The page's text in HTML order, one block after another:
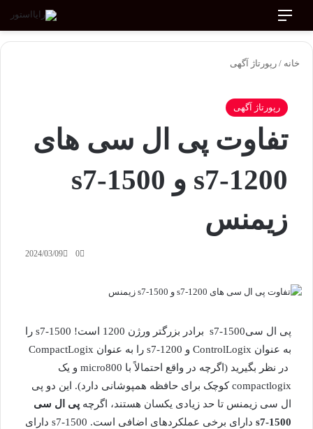
منو
خانه / رپورتاژ آگهی
رپورتاژ آگهی
تفاوت پی ال سی های
s7-1200 و s7-1500
زیمنس
2024/03/09 0
پی ال سیs7-1500 برادر بزرگتر ورژن 1200 است! s7-1500 را
به عنوان ControlLogix و s7-1200 را به عنوان CompactLogix
در نظر بگیرید (اگرچه در واقع احتمالاً با micro800 و یک
compactlogix کوچک برای حافظه همپوشانی دارد). این دو پی
ال سی زیمنس تا حد زیادی یکسان هستند، اگرچه پی ال سی
s7-1500
دارای برخی عملکردهای اضافی است. s7-1500 دارای